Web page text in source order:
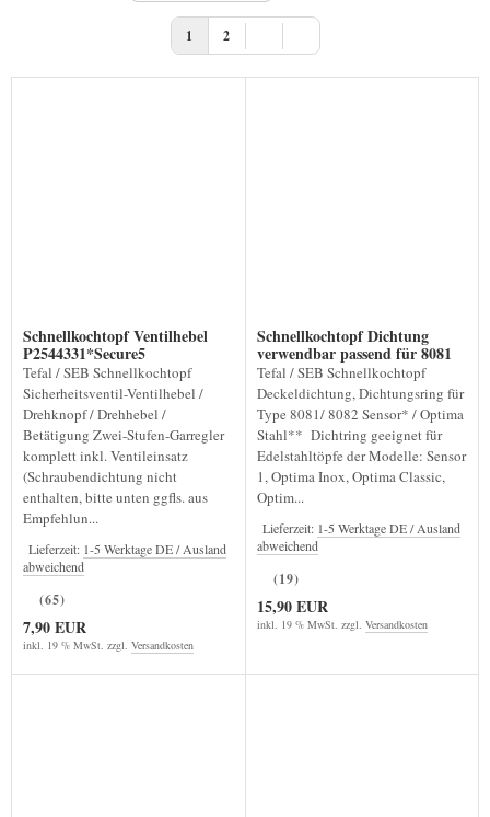
1 2
Schnellkochtopf Ventilhebel
P2544331*Secure5
Tefal / SEB Schnellkochtopf
Sicherheitsventil-Ventilhebel /
Drehknopf / Drehhebel /
Betätigung Zwei-Stufen-Garregler
komplett inkl. Ventileinsatz
(Schraubendichtung nicht
enthalten, bitte unten ggfls. aus
Empfehlun...
Lieferzeit: 1-5 Werktage DE / Ausland
abweichend
(65)
7,90 EUR
inkl. 19 % MwSt. zzgl. Versandkosten
Schnellkochtopf Dichtung
verwendbar passend für 8081
8082 Sensor
Tefal / SEB Schnellkochtopf
Deckeldichtung, Dichtungsring für
Type 8081/ 8082 Sensor* / Optima
Stahl** Dichtring geeignet für
Edelstahltöpfe der Modelle: Sensor
1, Optima Inox, Optima Classic,
Optim...
Lieferzeit: 1-5 Werktage DE / Ausland
abweichend
(19)
15,90 EUR
inkl. 19 % MwSt. zzgl. Versandkosten